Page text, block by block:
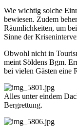
Wie wichtig solche
bewiesen. Zudem
Räumlichkeiten, um
Sinne der
Obwohl nicht in
meint Söldens Bgm.
bei vielen Gästen eine
Alles unter eindem
Bergrettung.